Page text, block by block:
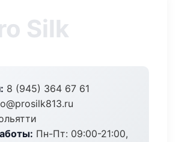
Silk
8 (945) 364 67 61
Пн-Пт: 09:00-21:00,